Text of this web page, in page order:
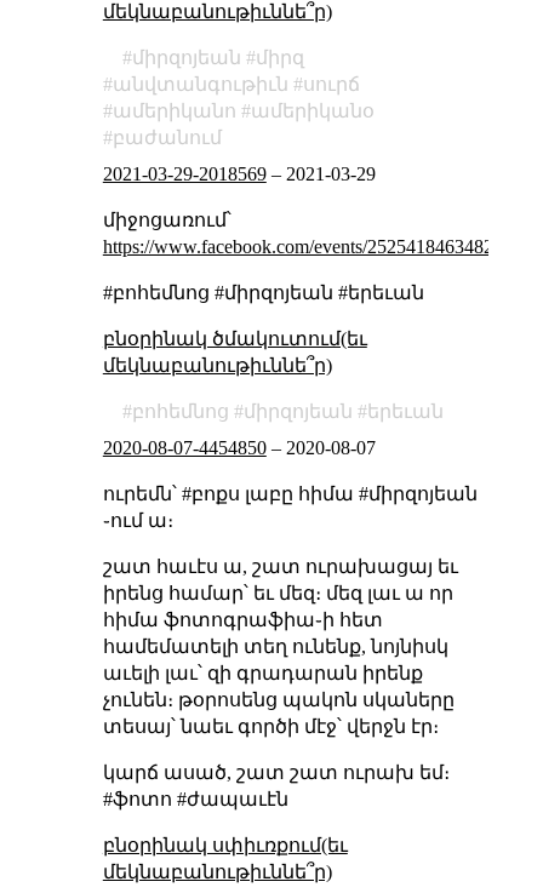
մեկնաբանութիւննե՞ր)
միրզոյեան
միրզ
անվտանգութիւն
սուրճ
ամերիկանո
ամերիկանօ
բաժանում
2021-03-29-2018569– 2021-03-29
միջոցառում՝
https://www.facebook.com/events/252541846348249
#բոհեմնոց #միրզոյեան #երեւան
բնօրինակ ծմակուտում(եւ
մեկնաբանութիւննե՞ր)
բոհեմնոց միրզոյեան
երեւան
2020-08-07-4454850– 2020-08-07
ուրեմն՝ #բոքս լաբը հիմա #միրզոյեան
֊ում ա։
շատ հաւէս ա, շատ ուրախացայ եւ
իրենց համար՝ եւ մեզ։ մեզ լաւ ա որ
հիմա ֆոտոգրաֆիա֊ի հետ
համեմատելի տեղ ունենք, նոյնիսկ
աւելի լաւ՝ զի գրադարան իրենք
չունեն։ թօրոսենց պակոն սկաները
տեսայ՝ նաեւ գործի մէջ՝ վերջն էր։
կարճ ասած, շատ շատ ուրախ եմ։
#ֆոտո #ժապաւէն
բնօրինակ սփիւռքում(եւ
մեկնաբանութիւննե՞ր)